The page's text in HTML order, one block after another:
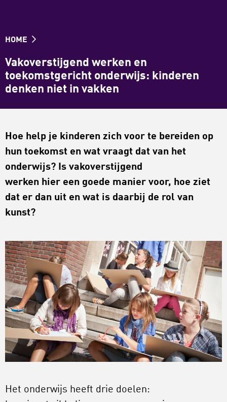
HOME
Vakoverstijgend werken en
toekomstgericht onderwijs: kinderen
denken niet in vakken
Hoe help je kinderen zich voor te bereiden op
hun toekomst en wat vraagt dat van het
onderwijs? Is vakoverstijgend
werken hier een goede manier voor, hoe ziet
dat er dan uit en wat is daarbij de rol van
kunst?
Het onderwijs heeft drie doelen: